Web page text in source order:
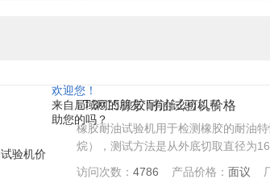
欢迎您！
来自局域网的朋友！有什么可以帮
助您的吗？
LT3015橡胶耐油试验机价格
橡胶耐油试验机用于检测橡胶的耐油
烷），测试方法是从外底切取直径为
23℃&#177;2℃的温度下，将试样放入
访问次数：4786 产品价格：面议